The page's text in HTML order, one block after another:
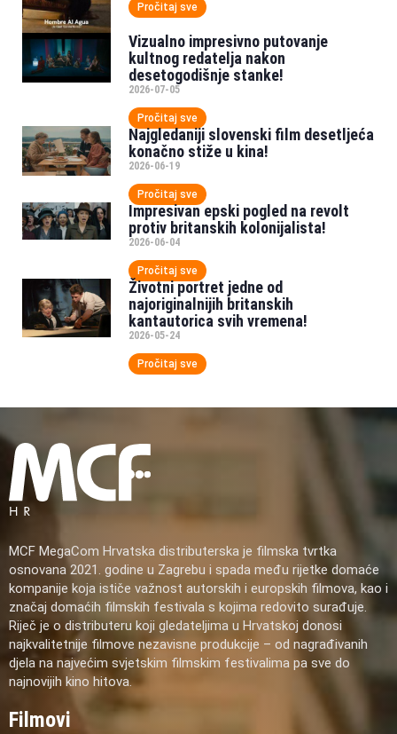
Pročitaj sve
Vizualno impresivno putovanje
kultnog redatelja nakon
desetogodišnje stanke!
2026-07-05
Pročitaj sve
Najgledaniji slovenski film desetljeća
konačno stiže u kina!
2026-06-19
Pročitaj sve
Impresivan epski pogled na revolt
protiv britanskih kolonijalista!
2026-06-04
Pročitaj sve
Životni portret jedne od
najoriginalnijih britanskih
kantautorica svih vremena!
2026-05-24
Pročitaj sve
MCF MegaCom Hrvatska distributerska je filmska tvrtka
osnovana 2021. godine u Zagrebu i spada među rijetke domaće
kompanije koja ističe važnost autorskih i europskih filmova, kao i
značaj domaćih filmskih festivala s kojima redovito surađuje.
Riječ je o distributeru koji gledateljima u Hrvatskoj donosi
najkvalitetnije filmove nezavisne produkcije – od nagrađivanih
djela na najvećim svjetskim filmskim festivalima pa sve do
najnovijih kino hitova.
Filmovi